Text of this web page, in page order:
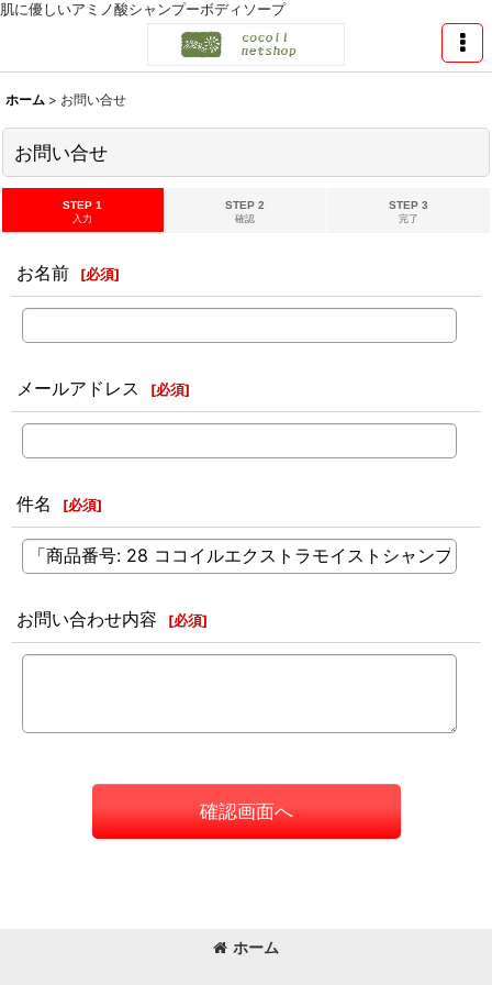
肌に優しいアミノ酸シャンプーボディソープ
ホーム > お問い合せ
お問い合せ
STEP 1
入力
STEP 2
確認
STEP 3
完了
お名前 [必須]
メールアドレス [必須]
件名 [必須]
お問い合わせ内容 [必須]
確認画面へ
ホーム